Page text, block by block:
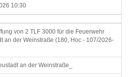
10:30
von 2 TLF 3000 für die Feuerwehr
an der Weinstraße (180, Hoc - 107/2026-
an der Weinstraße_